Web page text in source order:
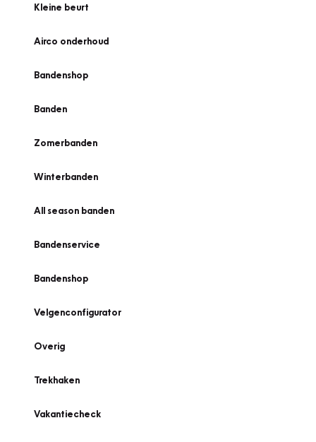
Kleine beurt
Airco onderhoud
Bandenshop
Banden
Zomerbanden
Winterbanden
All season banden
Bandenservice
Bandenshop
Velgenconfigurator
Overig
Trekhaken
Vakantiecheck